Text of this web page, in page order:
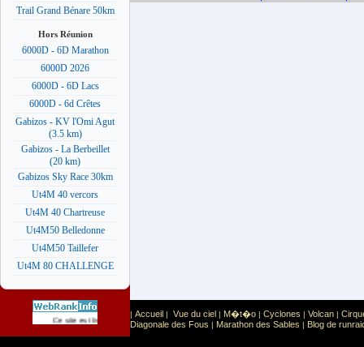
Trail Grand Bénare 50km
Hors Réunion
6000D - 6D Marathon
6000D 2026
6000D - 6D Lacs
6000D - 6d Crêtes
Gabizos - KV l'Omi Agut
(3.5 km)
Gabizos - La Berbeillet
(20 km)
Gabizos Sky Race 30km
Ut4M 40 vercors
Ut4M 40 Chartreuse
Ut4M50 Belledonne
Ut4M50 Taillefer
Ut4M 80 CHALLENGE
Ce site est list� dans la cat�gorie Sport: Sports extr�mes
| Accueil | Vue du ciel | M�t�o | Cyclones | Volcan |
Diagonale des Fous | Marathon des Sables | Blog de